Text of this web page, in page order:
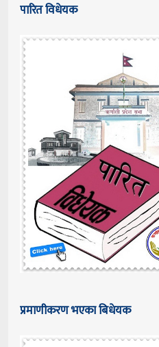
पारित विधेयक
प्रमाणीकरण भएका बिधेयक